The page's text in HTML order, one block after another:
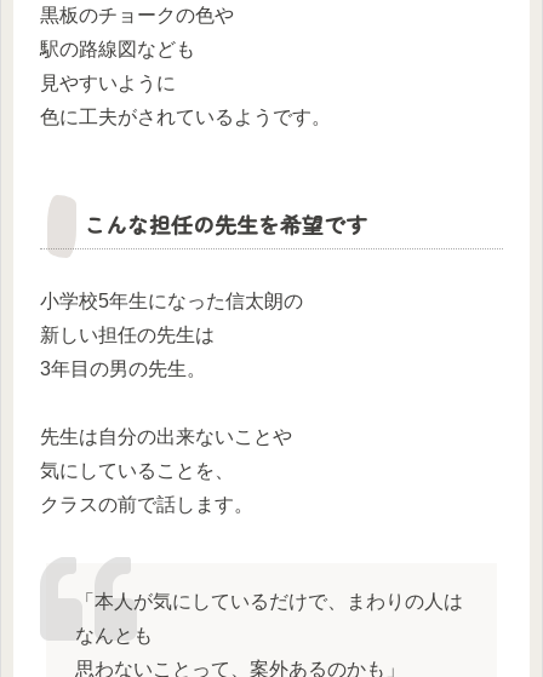
黒板のチョークの色や
駅の路線図なども
見やすいように
色に工夫がされているようです。
こんな担任の先生を希望です
小学校5年生になった信太朗の
新しい担任の先生は
3年目の男の先生。
先生は自分の出来ないことや
気にしていることを、
クラスの前で話します。
「本人が気にしているだけで、まわりの人は
なんとも
思わないことって、案外あるのかも」